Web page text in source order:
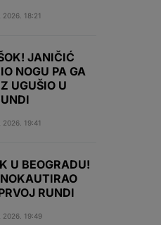
2026. 18:21
JANIČIĆ
NOGU PA GA
UGUŠIO U
2026. 19:41
U BEOGRADU!
RUNDI
2026. 19:49